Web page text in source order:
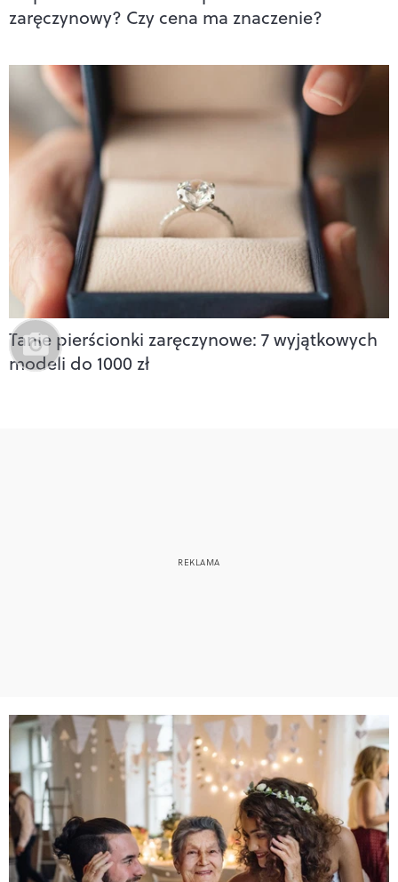
zaręczynowy? Czy cena ma znaczenie?
Tanie pierścionki zaręczynowe: 7 wyjątkowych
modeli do 1000 zł